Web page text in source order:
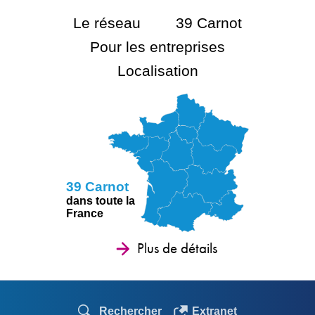
Le réseau
39 Carnot
Pour les entreprises
Localisation
39 Carnot
dans toute la
France
Plus de détails
Rechercher Extranet